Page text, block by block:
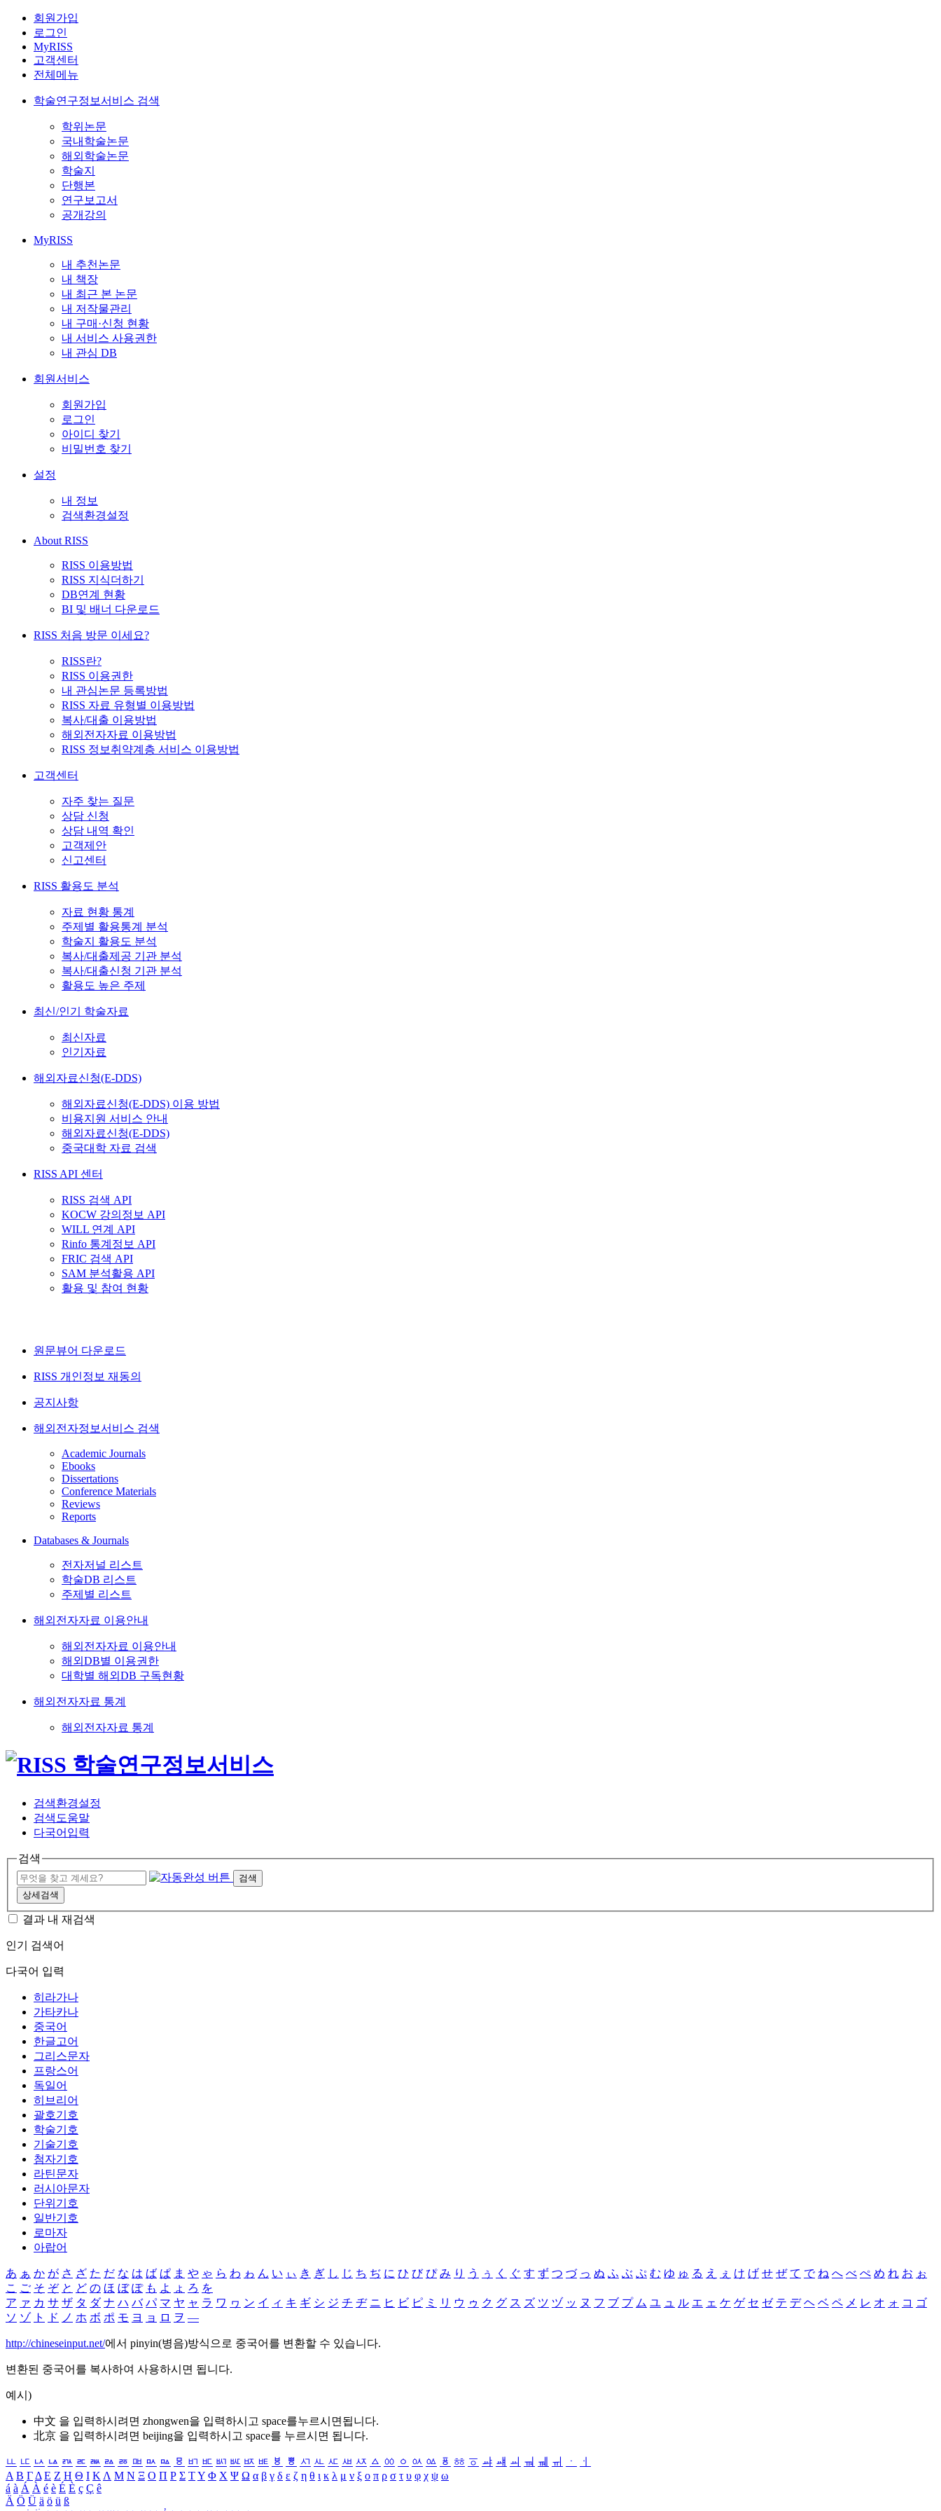
회원가입
로그인
MyRISS
고객센터
전체메뉴
학술연구정보서비스 검색
학위논문
국내학술논문
해외학술논문
학술지
단행본
연구보고서
공개강의
MyRISS
내 추천논문
내 책장
내 최근 본 논문
내 저작물관리
내 구매·신청 현황
내 서비스 사용권한
내 관심 DB
회원서비스
회원가입
로그인
아이디 찾기
비밀번호 찾기
설정
내 정보
검색환경설정
About RISS
RISS 이용방법
RISS 지식더하기
DB연계 현황
BI 및 배너 다운로드
RISS 처음 방문 이세요?
RISS란?
RISS 이용권한
내 관심논문 등록방법
RISS 자료 유형별 이용방법
복사/대출 이용방법
해외전자자료 이용방법
RISS 정보취약계층 서비스 이용방법
고객센터
자주 찾는 질문
상담 신청
상담 내역 확인
고객제안
신고센터
RISS 활용도 분석
자료 현황 통계
주제별 활용통계 분석
학술지 활용도 분석
복사/대출제공 기관 분석
복사/대출신청 기관 분석
활용도 높은 주제
최신/인기 학술자료
최신자료
인기자료
해외자료신청(E-DDS)
해외자료신청(E-DDS) 이용 방법
비용지원 서비스 안내
해외자료신청(E-DDS)
중국대학 자료 검색
RISS API 센터
RISS 검색 API
KOCW 강의정보 API
WILL 연계 API
Rinfo 통계정보 API
FRIC 검색 API
SAM 분석활용 API
활용 및 참여 현황
원문뷰어 다운로드
RISS 개인정보 재동의
공지사항
해외전자정보서비스 검색
Academic Journals
Ebooks
Dissertations
Conference Materials
Reviews
Reports
Databases & Journals
전자저널 리스트
학술DB 리스트
주제별 리스트
해외전자자료 이용안내
해외전자자료 이용안내
해외DB별 이용권한
대학별 해외DB 구독현황
해외전자자료 통계
해외전자자료 통계
검색환경설정
검색도움말
다국어입력
검색
검색
상세검색
결과 내 재검색
인기 검색어
다국어 입력
히라가나
가타카나
중국어
한글고어
그리스문자
프랑스어
독일어
히브리어
괄호기호
학술기호
기술기호
첨자기호
라틴문자
러시아문자
단위기호
일반기호
로마자
아랍어
あ ぁ か が さ ざ た だ な は ば ぱ ま や ゃ ら わ ゎ ん い ぃ き ぎ し じ ち ぢ に ひ び ぴ み り う ぅ く ぐ す ず つ づ っ ぬ ふ ぶ ぷ む ゆ ゅ る え ぇ け げ せ ぜ て で ね へ べ ぺ め れ お ぉ
こ ご そ ぞ と ど の ほ ぼ ぽ も よ ょ ろ を
ア ァ カ サ ザ タ ダ ナ ハ バ パ マ ヤ ャ ラ ワ ヮ ン イ ィ キ ギ シ ジ チ ヂ ニ ヒ ビ ピ ミ リ ウ ゥ ク グ ス ズ ツ ヅ ッ ヌ フ ブ プ ム ユ ュ ル エ ェ ケ ゲ セ ゼ テ デ ヘ ベ ペ メ レ オ ォ コ ゴ
ソ ゾ ト ド ノ ホ ボ ポ モ ヨ ョ ロ ヲ ―
http://chineseinput.net/에서 pinyin(병음)방식으로 중국어를 변환할 수 있습니다.
변환된 중국어를 복사하여 사용하시면 됩니다.
예시)
中文 을 입력하시려면 zhongwen을 입력하시고 space를누르시면됩니다.
北京 을 입력하시려면 beijing을 입력하시고 space를 누르시면 됩니다.
ㅥ ㅦ ㅧ ㅨ ㅩ ㅪ ㅫ ㅬ ㅭ ㅮ ㅯ ㅰ ㅱ ㅲ ㅳ ㅴ ㅵ ㅶ ㅷ ㅸ ㅹ ㅺ ㅻ ㅼ ㅽ ㅾ ㅿ ㆀ ㆁ ㆂ ㆃ ㆄ ㆅ ㆆ ㆇ ㆈ ㆉ ㆊ ㆋ ㆌ ㆍ
ㆎ
Α Β ΓΔ Ε Ζ Η Θ Ι ΚΛ Μ Ν Ξ Ο Π Ρ Σ ΤΥ Φ Χ Ψ Ω α β γ δ ε ζ η θ ι κ λ μ ν ξ ο π ρ σ τ υ φ χ ψ ω
á à Á À é è É È ç Ç ê
Ä Ö Ü ä ö ü ß